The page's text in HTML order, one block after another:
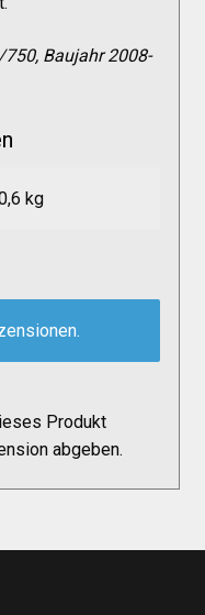
Baujahr 2008-
kg
Produkt
abgeben.